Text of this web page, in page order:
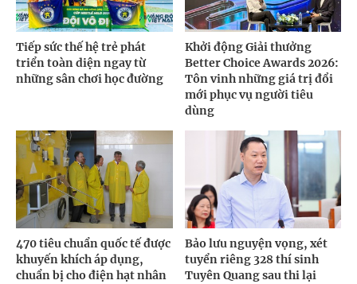
Tiếp sức thế hệ trẻ phát
triển toàn diện ngay từ
những sân chơi học đường
Khởi động Giải thưởng
Better Choice Awards 2026:
Tôn vinh những giá trị đổi
mới phục vụ người tiêu
dùng
470 tiêu chuẩn quốc tế được
khuyến khích áp dụng,
chuẩn bị cho điện hạt nhân
Bảo lưu nguyện vọng, xét
tuyển riêng 328 thí sinh
Tuyên Quang sau thi lại